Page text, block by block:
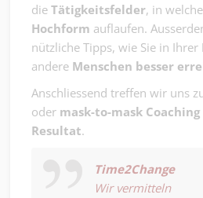
die Tätigkeitsfelder, in
Hochform auflaufen.
nützliche Tipps, wie Sie in Ihrer
andere Menschen besser
Anschliessend treffen wir uns
oder mask-to-mask Coaching
Resultat.
Time2Change
Wir vermitteln